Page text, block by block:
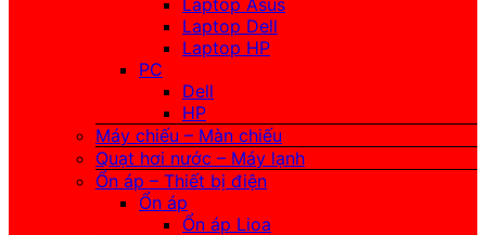
Laptop Asus
Laptop Dell
Laptop HP
PC
Dell
HP
Máy chiếu – Màn chiếu
Quạt hơi nước – Máy lạnh
Ổn áp – Thiết bị điện
Ổn áp
Ổn áp Lioa